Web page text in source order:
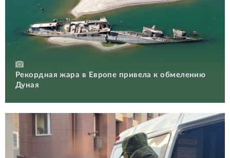
Рекордная жара в Европе привела к обмелению
Дуная